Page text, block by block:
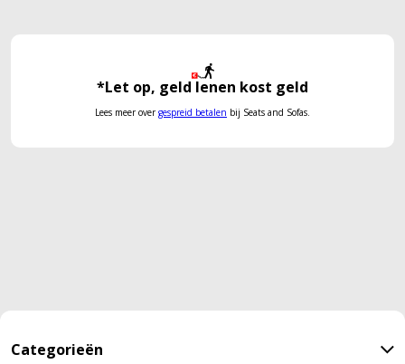
*Let op, geld lenen kost geld
Lees meer overgespreid betalen bij Seats and Sofas.
Categorieën